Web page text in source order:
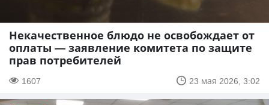
Некачественное блюдо не освобождает от
оплаты — заявление комитета по защите
прав потребителей
1607 23 мая 2026, 3:02